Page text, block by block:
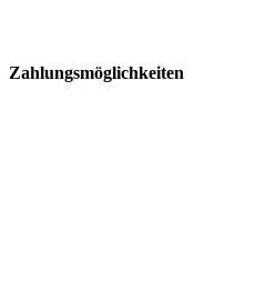
Zahlungsmöglichkeiten